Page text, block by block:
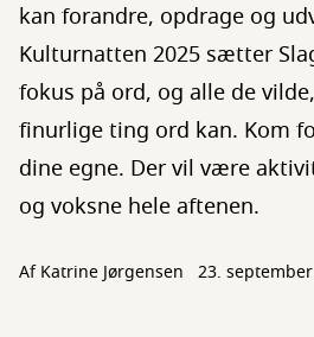
kan forandre, opdrage og
Kulturnatten 2025 sætter
fokus på ord, og alle de
finurlige ting ord kan. Kom
dine egne. Der vil være
og voksne hele aftenen.
AfKatrine Jørgensen 23.